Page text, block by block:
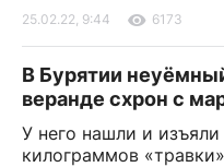
25.02.22, 9:44 6173
В Бурятии
веранде схрон с
У него нашли и
килограммов «травки»